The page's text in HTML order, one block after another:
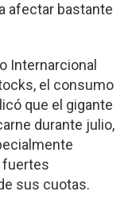
afectar bastante
Internarcional
el consumo
que el gigante
durante julio,
fuertes
sus cuotas.